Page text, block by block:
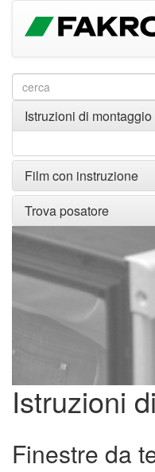
Istruzioni di montaggio
Film con instruzione
Trova posatore
Istruzioni
Finestre da